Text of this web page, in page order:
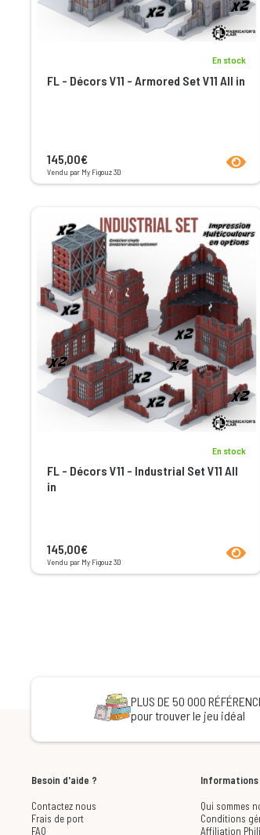
En stock
FL - Décors V11 - Armored Set V11 All in
145,00€
Vendu par My Figouz 3D
En stock
FL - Décors V11 - Industrial Set V11 All
in
145,00€
Vendu par My Figouz 3D
PLUS DE 50 000
pour trouver le jeu idéal
Besoin d'aide ?
Contactez nous
Frais de port
FAQ
Informations
Qui sommes
Conditions
Affiliation